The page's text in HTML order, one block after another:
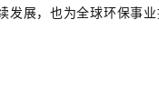
发展，也为全球环保事